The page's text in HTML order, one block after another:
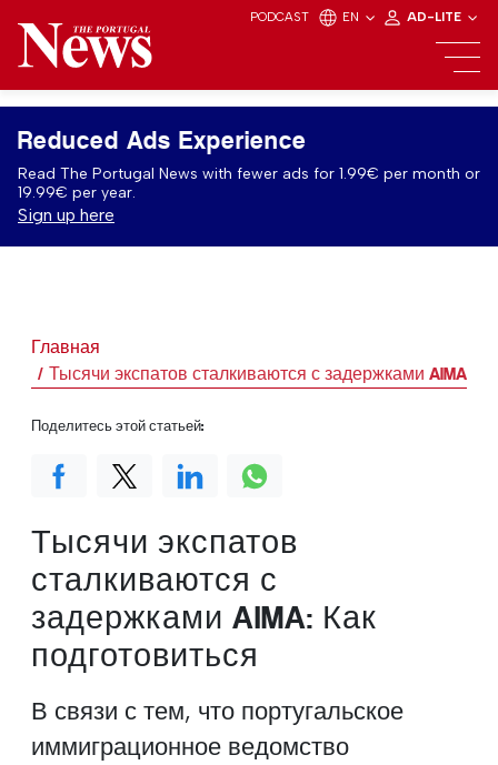
PODCAST EN AD-LITE
Reduced Ads Experience
Read The Portugal News with fewer ads for 1.99€ per month or
19.99€ per year.
Sign up here
Главная
Тысячи экспатов сталкиваются с задержками AIMA:
Тысячи экспатов
сталкиваются с
задержками AIMA: Как
подготовиться
В связи с тем, что португальское
иммиграционное ведомство
Поделитесь этой статьей: